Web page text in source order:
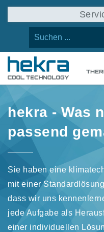
hekra - Was
passend
Sie haben eine
mit einer
dass wir uns
jede Aufgabe als
einer individuellen